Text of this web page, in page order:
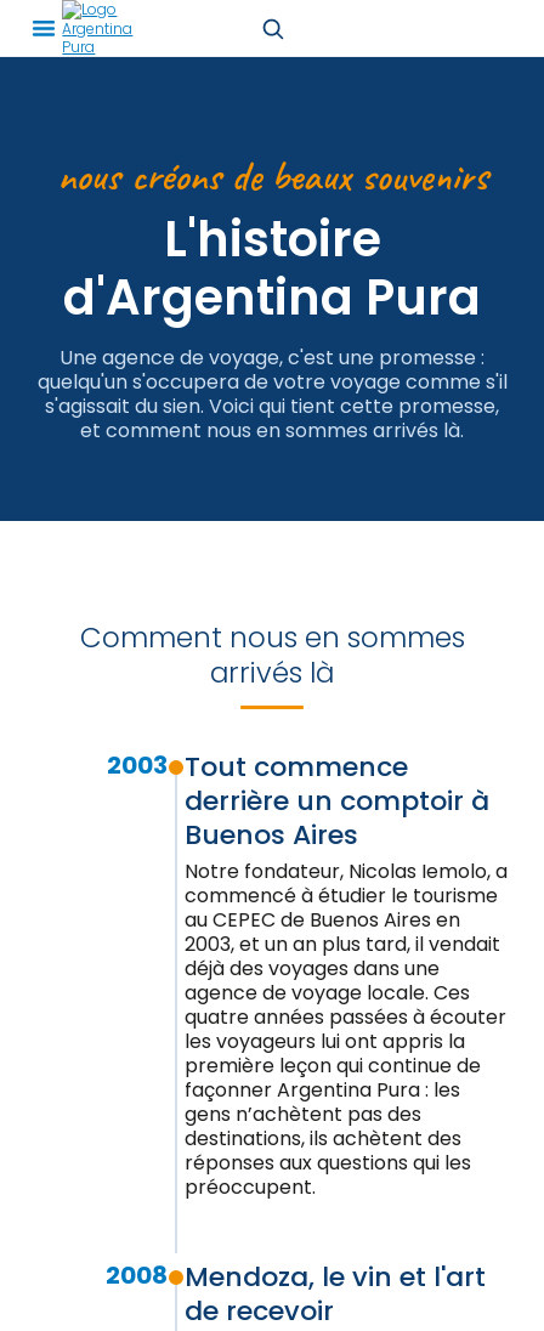
nous créons de beaux souvenirs
L'histoire
d'Argentina Pura
Une agence de voyage, c'est une promesse :
quelqu'un s'occupera de votre voyage comme s'il
s'agissait du sien. Voici qui tient cette promesse,
et comment nous en sommes arrivés là.
Comment nous en sommes
arrivés là
2003 Tout commence
derrière un comptoir à
Buenos Aires
Notre fondateur, Nicolas Iemolo, a
commencé à étudier le tourisme
au CEPEC de Buenos Aires en
2003, et un an plus tard, il vendait
déjà des voyages dans une
agence de voyage locale. Ces
quatre années passées à écouter
les voyageurs lui ont appris la
première leçon qui continue de
façonner Argentina Pura : les
gens n’achètent pas des
destinations, ils achètent des
réponses aux questions qui les
préoccupent.
2008
Mendoza, le vin et l'art
de recevoir